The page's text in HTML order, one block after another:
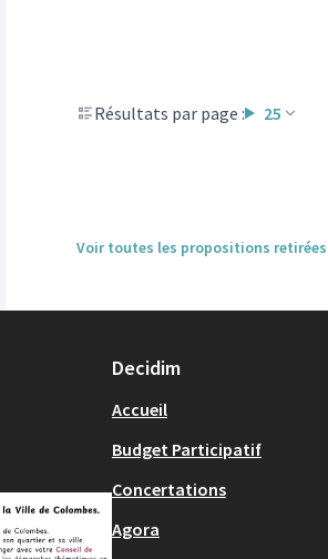
Résultats par page : 25
Voir toutes les propositions retirées
Decidim
Accueil
Budget Participatif
Concertations
Agora